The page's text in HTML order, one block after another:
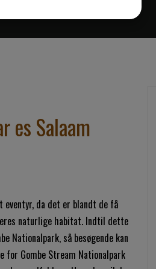
es Salaam
eventyr, da det er blandt de få
naturlige habitat. Indtil dette
Nationalpark, så besøgende kan
for Gombe Stream Nationalpark